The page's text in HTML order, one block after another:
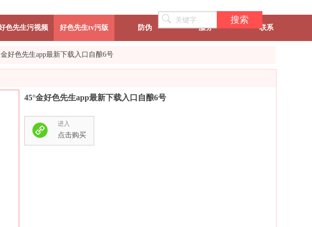
搜索
色先生污视频 好色先生tv污版 防伪 服务 联系
金好色先生app最新下载入口自酿6号
45°金好色先生app最新下载入口自酿6号
进入
点击购买